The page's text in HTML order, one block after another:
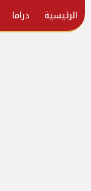
الرئيسية دراما